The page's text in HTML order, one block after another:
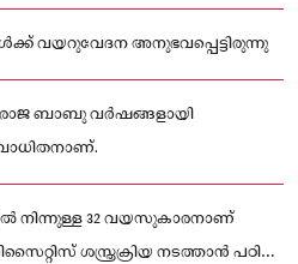
വയറുവേദന അനുഭവപ്പെട്ടിരുന്നു
ബാബു വർഷങ്ങളായി
നിന്നുള്ള 32 വയസുകാരനാണ്
ശസ്ത്രക്രിയ നടത്താൻ പഠിച്ച്